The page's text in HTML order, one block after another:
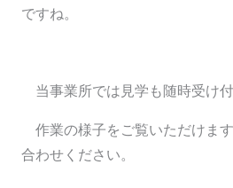
ですね。
当事業所では見学も随時受け付
作業の様子をご覧いただけま
合わせください。